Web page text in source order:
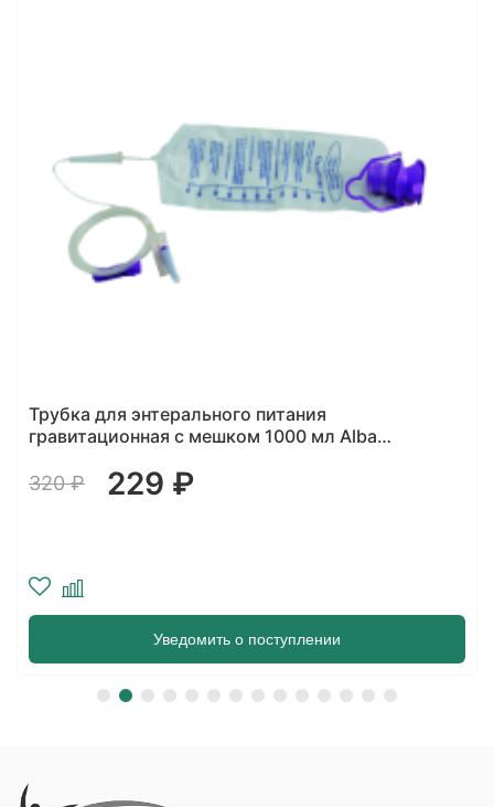
Трубка для энтерального питания
гравитационная с мешком 1000 мл Alba
320 ₽ 229 ₽
Уведомить о поступлении